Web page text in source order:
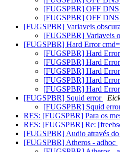
[FUGSPBR] OFF DNS
[FUGSPBR] OFF DNS
[FUGSPBR] Variaveis
[FUGSPBR] Variaveis
[FUGSPBR] Hard Error
[FUGSPBR] Hard
[FUGSPBR] Hard
[FUGSPBR] Hard
[FUGSPBR] Hard
[FUGSPBR] Hard
[FUGSPBR] Squid error
[FUGSPBR] Squid
RES: [FUGSPBR] Para os
RES: [FUGSPBR] Re:
[FUGSPBR] Audio através do
[FUGSPBR] Atheros - adhoc